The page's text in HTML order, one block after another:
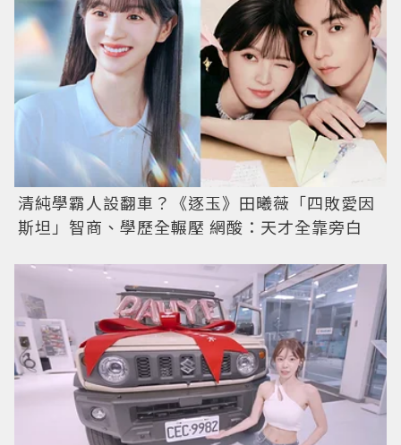
清純學霸人設翻車？《逐玉》田曦薇「四敗愛因
斯坦」智商、學歷全輾壓 網酸：天才全靠旁白